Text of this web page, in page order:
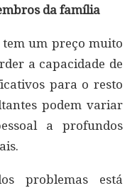
da família
um preço muito
a capacidade de
para o resto
podem variar
a profundos
problemas está